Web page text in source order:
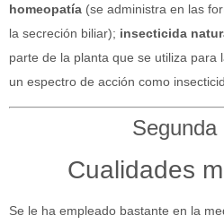
homeopatía (se administra en las
la secreción biliar); insecticida
parte de la planta que se utiliza para
un espectro de acción como
Segunda
Cualidades
Se le ha empleado bastante en la